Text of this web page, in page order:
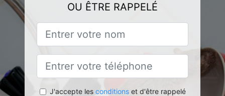
OU ÊTRE RAPPELÉ
J'accepte les conditionset d'être rappelé